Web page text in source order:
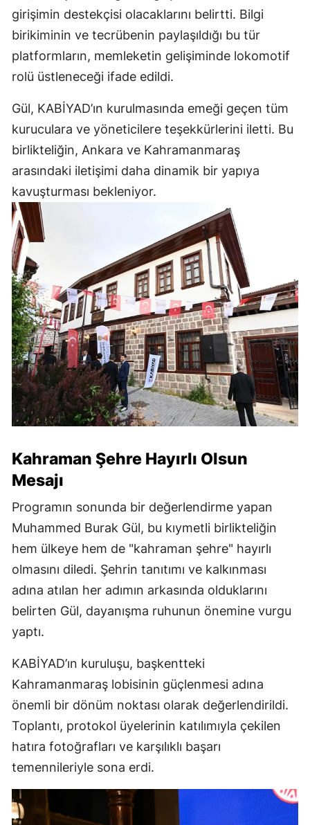
girişimin destekçisi olacaklarını belirtti. Bilgi
birikiminin ve tecrübenin paylaşıldığı bu tür
platformların, memleketin gelişiminde lokomotif
rolü üstleneceği ifade edildi.
Gül, KABİYAD’ın kurulmasında emeği geçen tüm
kuruculara ve yöneticilere teşekkürlerini iletti. Bu
birlikteliğin, Ankara ve Kahramanmaraş
arasındaki iletişimi daha dinamik bir yapıya
kavuşturması bekleniyor.
Kahraman Şehre Hayırlı Olsun
Mesajı
Programın sonunda bir değerlendirme yapan
Muhammed Burak Gül, bu kıymetli birlikteliğin
hem ülkeye hem de "kahraman şehre" hayırlı
olmasını diledi. Şehrin tanıtımı ve kalkınması
adına atılan her adımın arkasında olduklarını
belirten Gül, dayanışma ruhunun önemine vurgu
yaptı.
KABİYAD’ın kuruluşu, başkentteki
Kahramanmaraş lobisinin güçlenmesi adına
önemli bir dönüm noktası olarak değerlendirildi.
Toplantı, protokol üyelerinin katılımıyla çekilen
hatıra fotoğrafları ve karşılıklı başarı
temennileriyle sona erdi.